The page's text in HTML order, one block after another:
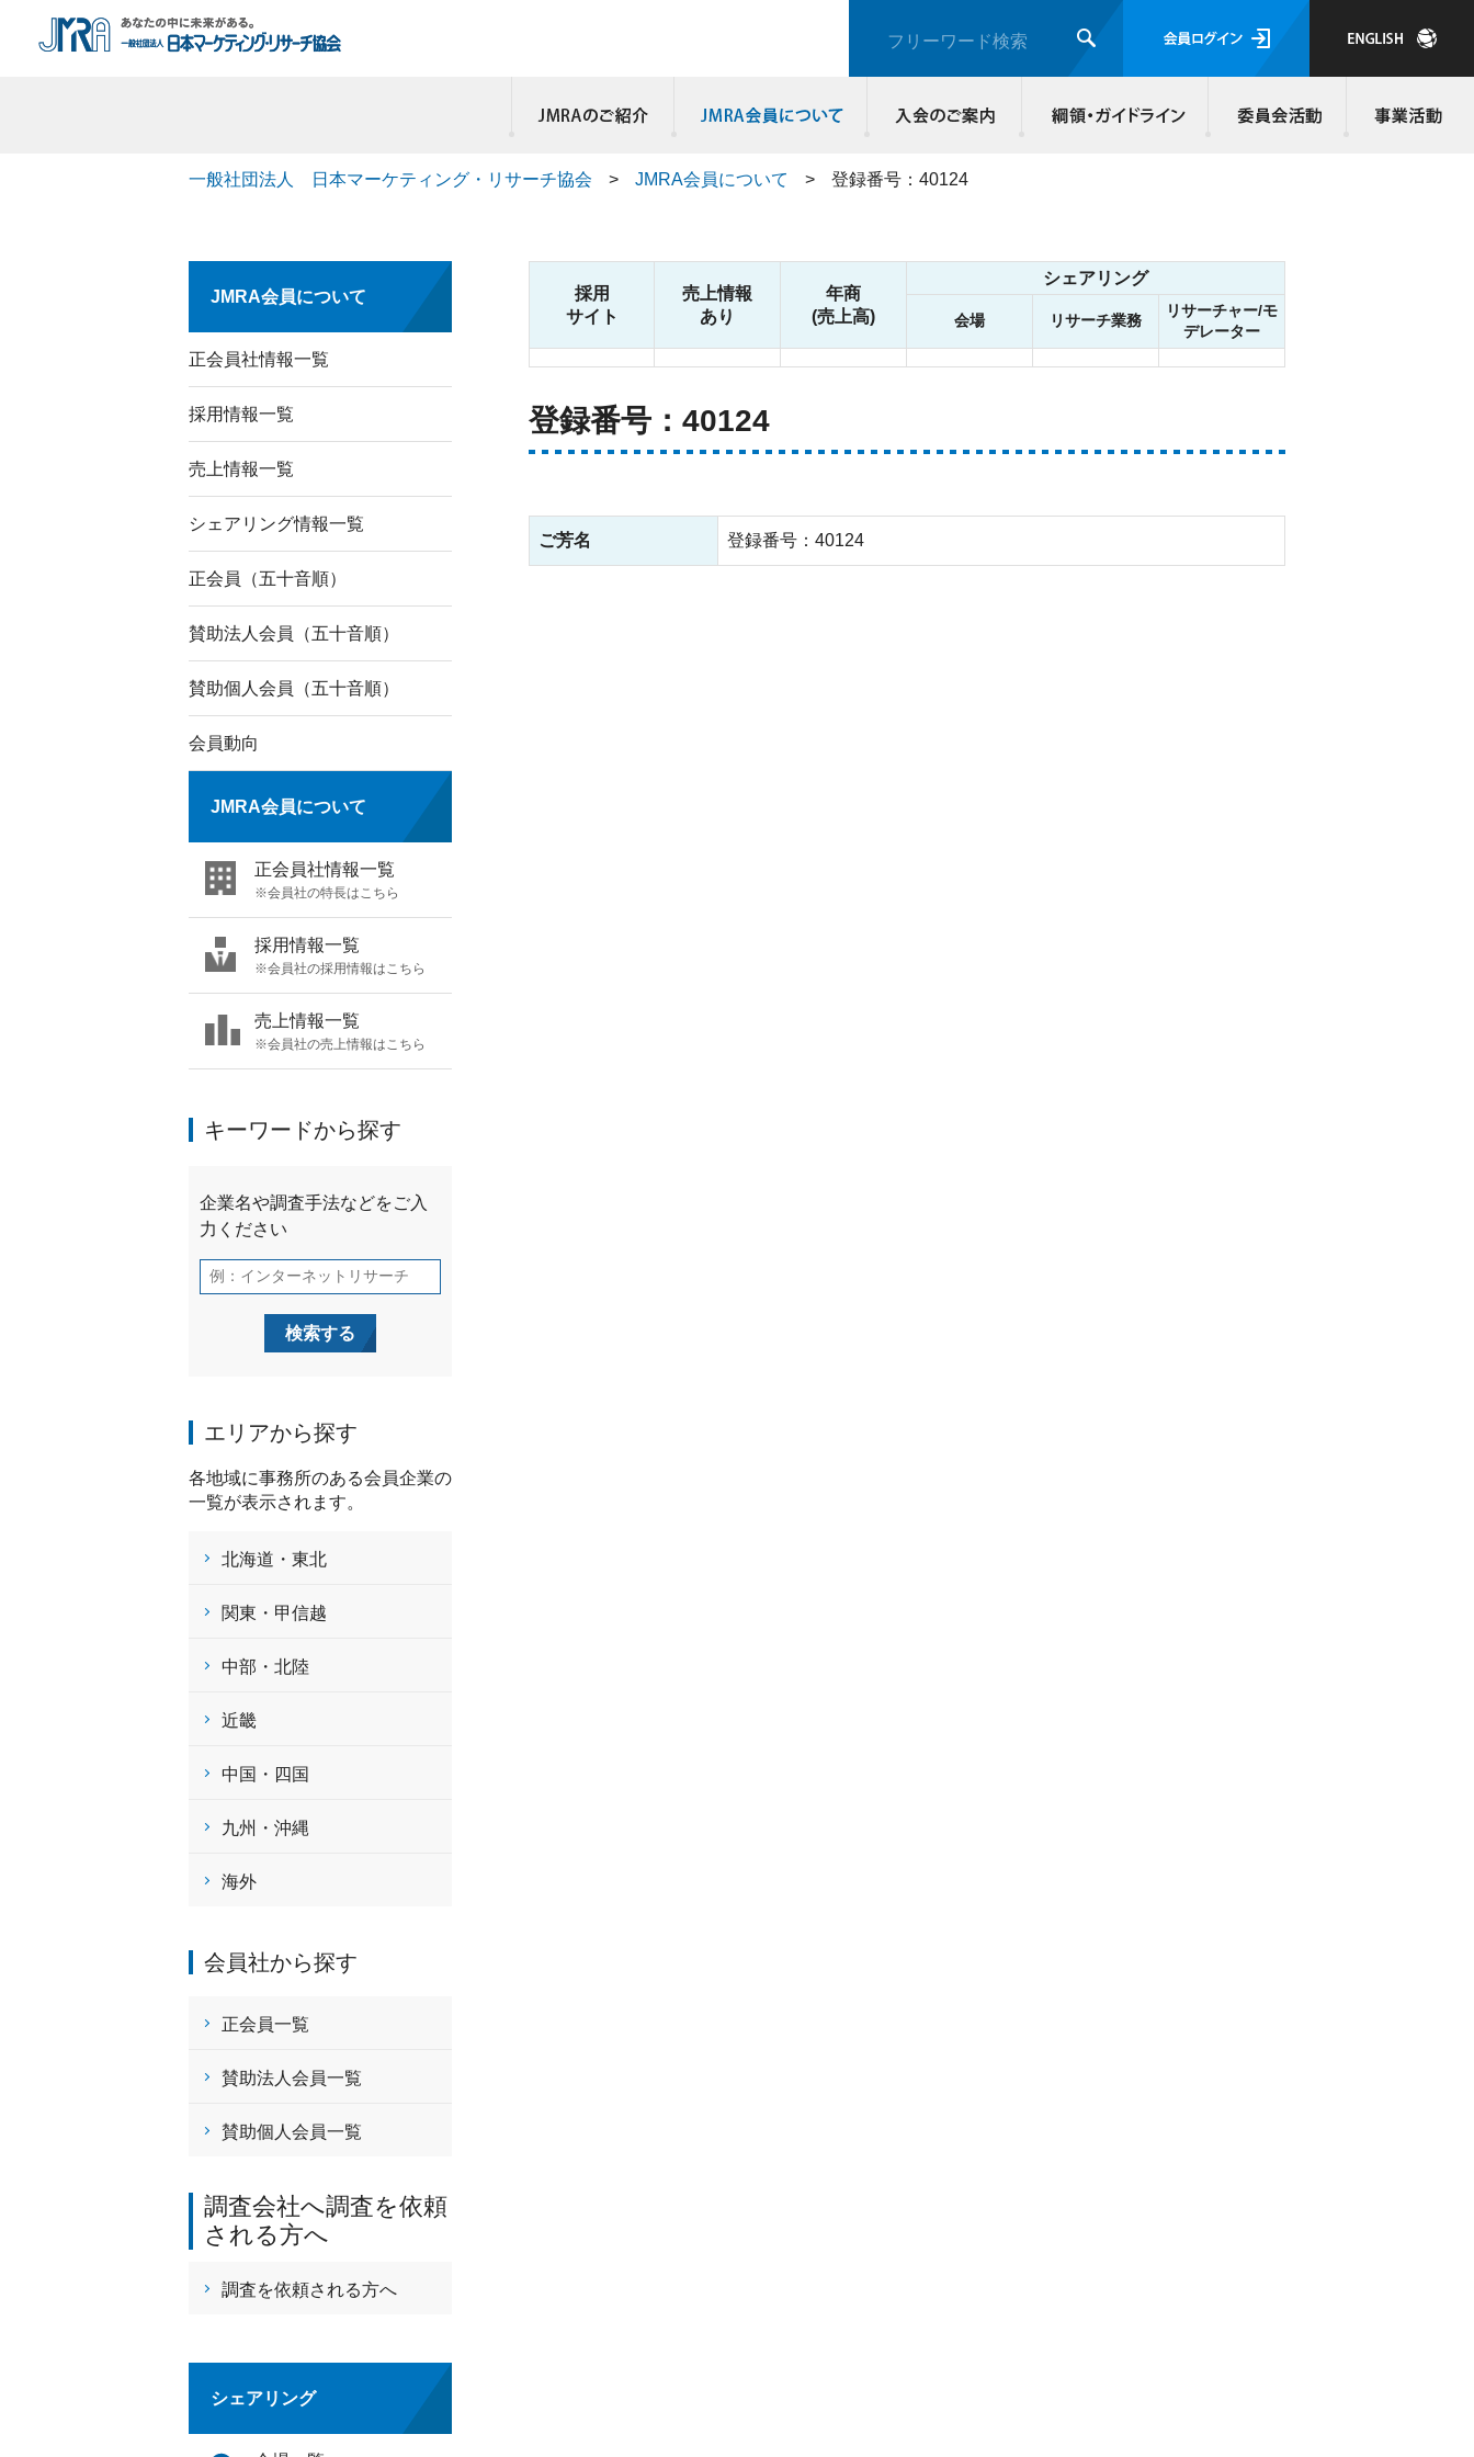
フリーワード検索 会員ログイ
一般社団法人 日本マーケティング・リサーチ協会 > JMRA会員について > 登録番号：40124
採用
サイト
売上情報
あり
年商
(売上高)
シェアリング
会場 リサーチ業務
リサーチャー/モ
デレーター
登録番号：40124
ご芳名 登録番号：40124
JMRA会員について
正会員社情報一覧
採用情報一覧
売上情報一覧
シェアリング情報一覧
正会員（五十音順）
賛助法人会員（五十音順）
賛助個人会員（五十音順）
会員動向
JMRA会員について
正会員社情報一覧
※会員社の特長はこちら
採用情報一覧
※会員社の採用情報はこちら
売上情報一覧
※会員社の売上情報はこちら
キーワードから探す
エリアから探す
各地域に事務所のある会員企業の
一覧が表示されます。
北海道・東北
関東・甲信越
中部・北陸
近畿
中国・四国
九州・沖縄
海外
会員社から探す
正会員一覧
賛助法人会員一覧
賛助個人会員一覧
調査会社へ調査を依頼
される方へ
調査を依頼される方へ
シェアリング